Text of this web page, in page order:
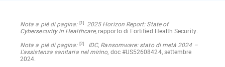
Nota a piè di pagina: [1] 2025 Horizon Report: State of
Cybersecurity in Healthcare, rapporto di Fortified Health Security.
Nota a piè di pagina: [2]
IDC, Ransomware: stato di metà 2024 –
L'assistenza sanitaria nel mirino, doc #US52608424, settembre
2024.